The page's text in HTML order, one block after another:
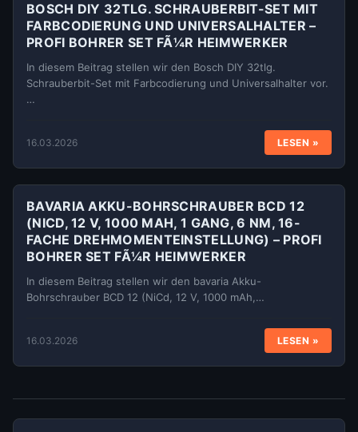
BOSCH DIY 32TLG. SCHRAUBERBIT-SET MIT
FARBCODIERUNG UND UNIVERSALHALTER –
PROFI BOHRER SET FÃ¼R HEIMWERKER
In diesem Beitrag stellen wir den Bosch DIY 32tlg.
Schrauberbit-Set mit Farbcodierung und Universalhalter vor.
…
16.03.2026 LESEN »
BAVARIA AKKU-BOHRSCHRAUBER BCD 12
(NICD, 12 V, 1000 MAH, 1 GANG, 6 NM, 16-
FACHE DREHMOMENTEINSTELLUNG) – PROFI
BOHRER SET FÃ¼R HEIMWERKER
In diesem Beitrag stellen wir den bavaria Akku-
Bohrschrauber BCD 12 (NiCd, 12 V, 1000 mAh,…
16.03.2026 LESEN »